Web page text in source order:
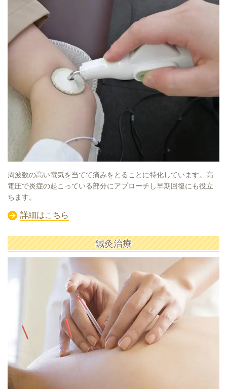
周波数の高い電気を当てて痛みをとることに特化しています。高
電圧で炎症の起こっている部分にアプローチし早期回復にも役立
ちます。
詳細はこちら
鍼灸治療